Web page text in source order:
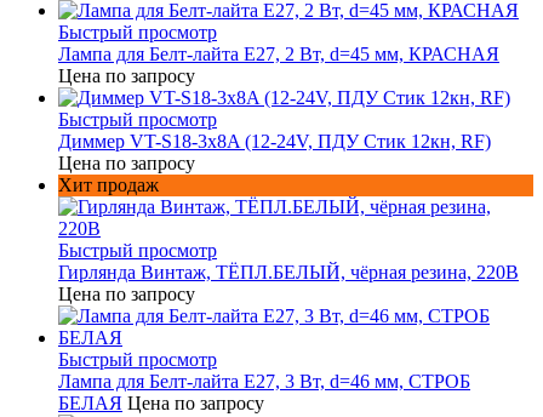
Быстрый просмотр
Лампа для Белт-лайта Е27, 2 Вт, d=45 мм, КРАСНАЯ
Цена по запросу
Быстрый просмотр
Диммер VT-S18-3x8A (12-24V, ПДУ Стик 12кн, RF)
Цена по запросу
Хит продаж
Быстрый просмотр
Гирлянда Винтаж, ТЁПЛ.БЕЛЫЙ, чёрная резина, 220В
Цена по запросу
Быстрый просмотр
Лампа для Белт-лайта Е27, 3 Вт, d=46 мм, СТРОБ
БЕЛАЯ Цена по запросу